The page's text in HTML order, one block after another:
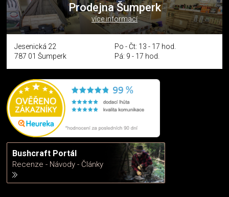
Prodejna Šumperk
více informací
Jesenická 22
787 01 Šumperk
Po - Čt: 13 - 17 hod.
Pá: 9 - 17 hod.
Bushcraft Portál
Recenze - Návody - Články